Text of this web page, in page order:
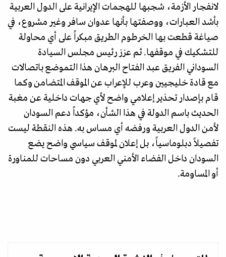
لانفجار الأزمة، شجبها للهجمات الإيرانية على الدول العربية
بأشد العبارات، ووصفتها بأنها عدوان سافر وغير مشروع، في
صياغة قطعت بها الخرطوم الطريق مبكراً على أي محاولة
للتشكيك في موقفها. ثم عزز رئيس مجلس السيادة
السوداني الفريق عبد الفتاح البرهان هذا التموضع باتصالات
مع قادة خليجيين وعرب للإعراب عن الموقف المتضامن وكما
قام بإصدار تحذير إعلامي واضح لأي جهات داخلية عن مغبة
الحديث باسم الدولة في هذا الشأن، مؤكداً دعم السودان
لأمن الدول العربية ورفضه أي مساس به. هذه النقطة ليست
تفصيلاً دبلوماسياً، بل إعلان لموقف سياسي واضح يضع
السودان داخل الفضاء الأمني العربي دون مساحات للمناورة
أو المساومة.